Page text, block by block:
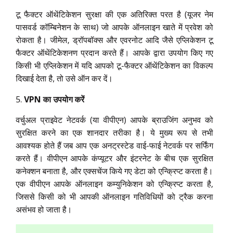
टू फैक्टर ऑथेंटिकेशन सुरक्षा की एक अतिरिक्त परत है (यूजर नेम
पासवर्ड कॉम्बिनेशन के साथ) जो आपके ऑनलाइन खाते में प्रवेश को
रोकता है। जीमेल, ड्रॉपबॉक्स और एवरनोट आदि जैसे एप्लिकेशन टू
फैक्टर ऑथेंटिकेशनण प्रदान करते हैं। आपके द्वारा उपयोग किए गए
किसी भी एप्लिकेशन में यदि आपको टू-फैक्टर ऑथेंटिकेशन का विकल्प
दिखाई देता है, तो उसे ऑन कर दें।
VPN का उपयोग करें
वर्चुअल प्राइवेट नेटवर्क (या वीपीएन) आपके ब्राउजिंग अनुभव को
सुरक्षित करने का एक शानदार तरीका है। ये मुख्य रूप से तभी
आवश्यक होते हैं जब आप एक अनट्रस्टेड वाई-फाई नेटवर्क पर सर्फिंग
करते हैं। वीपीएन आपके कंप्यूटर और इंटरनेट के बीच एक सुरक्षित
कनेक्शन बनाता है, और एक्सचेंज किये गए डेटा को एन्क्रिप्ट करता है।
एक वीपीएन आपके ऑनलाइन कम्युनिकेशन को एन्क्रिप्ट करता है,
जिससे किसी को भी आपकी ऑनलाइन गतिविधियों को ट्रैक करना
असंभव हो जाता है।